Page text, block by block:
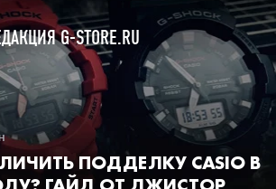
G-STORE.RU
ПОДДЕЛКУ CASIO В